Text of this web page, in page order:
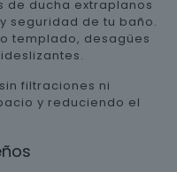
de ducha extraplanos
seguridad de tu baño.
templado, desagües
filtraciones ni
y reduciendo el